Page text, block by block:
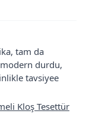
tam da
durdu,
tavsiyee
Kloş Tesettür